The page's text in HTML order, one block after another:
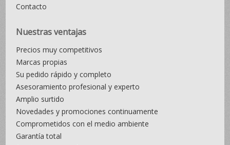
Contacto
Nuestras ventajas
Precios muy competitivos
Marcas propias
Su pedido rápido y completo
Asesoramiento profesional y experto
Amplio surtido
Novedades y promociones continuamente
Comprometidos con el medio ambiente
Garantía total